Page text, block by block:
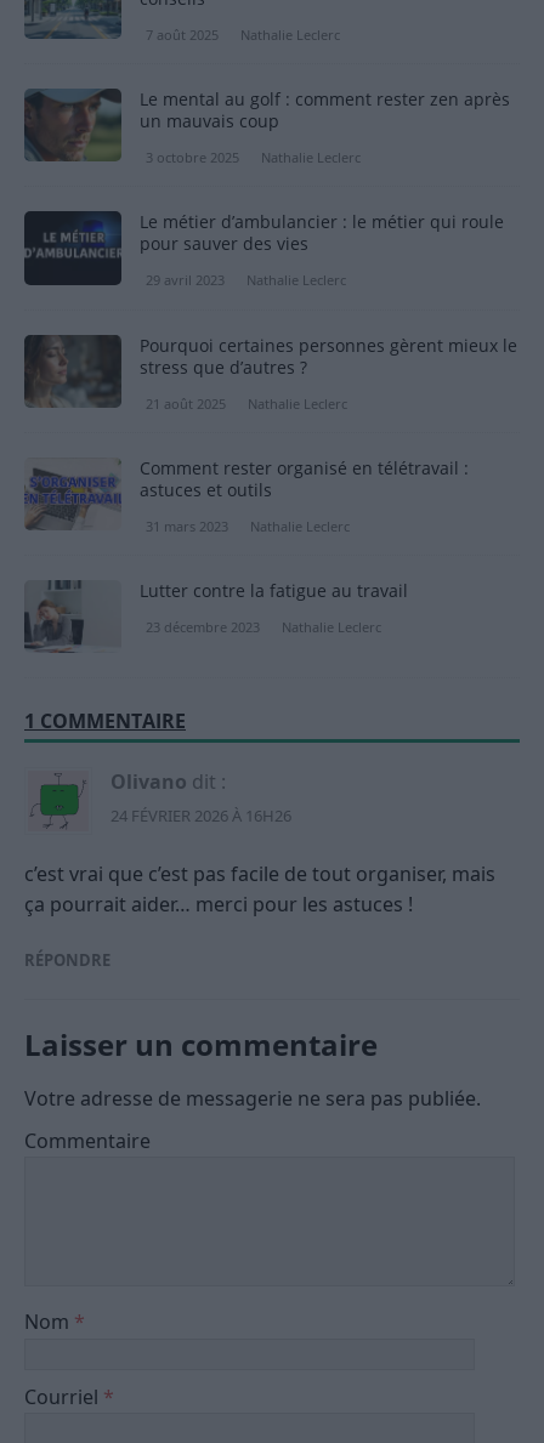
7 août 2025 Nathalie Leclerc
Le mental au golf : comment rester zen après
un mauvais coup
3 octobre 2025 Nathalie Leclerc
Le métier d’ambulancier : le métier qui roule
pour sauver des vies
29 avril 2023 Nathalie Leclerc
Pourquoi certaines personnes gèrent mieux le
stress que d’autres ?
21 août 2025 Nathalie Leclerc
Comment rester organisé en télétravail :
astuces et outils
31 mars 2023 Nathalie Leclerc
Lutter contre la fatigue au travail
23 décembre 2023 Nathalie Leclerc
1 COMMENTAIRE
Olivano dit :
24 FÉVRIER 2026 À 16H26
c’est vrai que c’est pas facile de tout organiser, mais
ça pourrait aider… merci pour les astuces !
RÉPONDRE
Laisser un commentaire
Votre adresse de messagerie ne sera pas publiée.
Commentaire
Nom *
Courriel *